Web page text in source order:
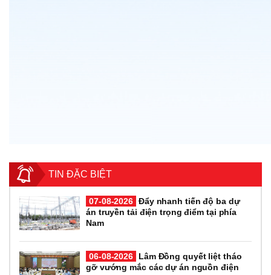
TIN ĐẶC BIỆT
07-08-2026 Đẩy nhanh tiến độ ba dự
án truyền tải điện trọng điểm tại phía
Nam
06-08-2026
Lâm Đồng quyết liệt tháo
gỡ vướng mắc các dự án nguồn điện